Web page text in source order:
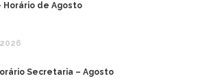
Horário de Agosto
2026
Secretaria – Agosto